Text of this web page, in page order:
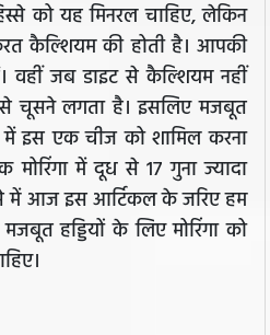
को यह मिनरल चाहिए, लेकिन
कैल्शियम की होती है। आपकी
वहीं जब डाइट से कैल्शियम नहीं
से चूसने लगता है। इसलिए मजबूत
में इस एक चीज को शामिल करना
मोरिंगा में दूध से 17 गुना ज्यादा
में आज इस आर्टिकल के जरिए हम
हड्डियों के लिए मोरिंगा को